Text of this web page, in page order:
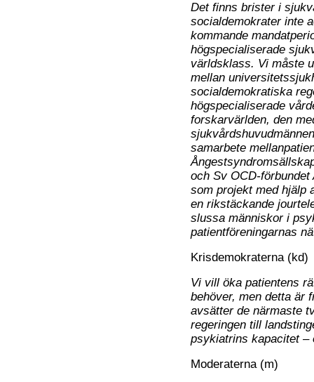
Det finns brister i
socialdemokrater inte
kommande
högspecialiserade
världsklass. Vi måste
mellan
socialdemokratiska
högspecialiserade
forskarvärlden, den
samarbete
och Sv OCD-
som projekt med hjälp
en rikstäckande
slussa människor i
patientföreningarnas
Krisdemokraterna (kd)
Vi vill öka patientens
behöver, men detta är
avsätter de närmaste
regeringen till
psykiatrins kapacitet –
Moderaterna (m)